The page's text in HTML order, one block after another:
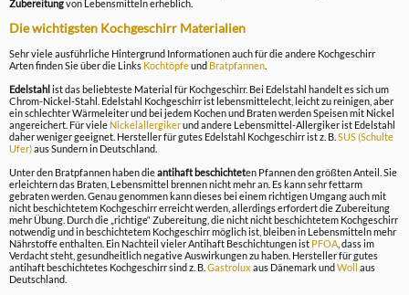
Zubereitungvon Lebensmitteln erheblich.
Die wichtigsten Kochgeschirr Materialien
Sehr viele ausführliche Hintergrund Informationen auch für die andere Kochgeschirr
Arten finden Sie über die Links Kochtöpfeund Bratpfannen
Edelstahlist das beliebteste Material für Kochgeschirr. Bei Edelstahl handelt es sich um
Chrom-Nickel-Stahl. Edelstahl Kochgeschirr ist lebensmittelecht, leicht zu reinigen, aber
ein schlechter Wärmeleiter und bei jedem Kochen und Braten werden Speisen mit Nickel
angereichert. Für viele Nickelallergikerund andere Lebensmittel-Allergiker ist Edelstahl
daher weniger geeignet. Hersteller für gutes Edelstahl Kochgeschirr ist z. B. SUS (Schulte
Ufer)aus Sundern in Deutschland.
Unter den Bratpfannen haben dieantihaft beschichteten Pfannen den größten Anteil. Sie
erleichtern das Braten, Lebensmittel brennen nicht mehr an. Es kann sehr fettarm
gebraten werden. Genau genommen kann dieses bei einem richtigen Umgang auch mit
nicht beschichtetem Kochgeschirr erreicht werden, allerdings erfordert die Zubereitung
mehr Übung. Durch die „richtige“ Zubereitung, die nicht nicht beschichtetem Kochgeschirr
notwendig und in beschichtetem Kochgeschirr möglich ist, bleiben in Lebensmitteln mehr
Nährstoffe enthalten. Ein Nachteil vieler Antihaft Beschichtungen ist PFOA , dass im
Verdacht steht, gesundheitlich negative Auswirkungen zu haben. Hersteller für gutes
antihaft beschichtetes Kochgeschirr sind z. B. Gastrolux aus Dänemark undWoll aus
Deutschland.